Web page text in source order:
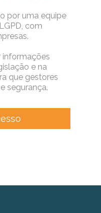
por uma equipe
com
informações
e na
que gestores
segurança.